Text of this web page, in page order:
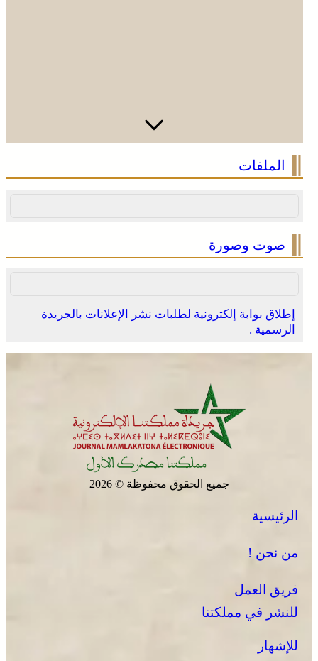
الملفات
صوت وصورة
إطلاق بوابة إلكترونية لطلبات نشر الإعلانات بالجريدة
الرسمية .
جميع الحقوق محفوظة © 2026
الرئيسية
من نحن !
فريق العمل
للنشر في مملكتنا
للإشهار